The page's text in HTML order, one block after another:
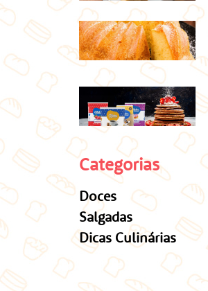
Categorias
Doces
Salgadas
Dicas Culinárias